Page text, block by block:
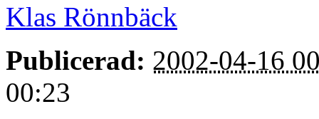
Klas Rönnbäck
Publicerad: 2002-04-16
00:23